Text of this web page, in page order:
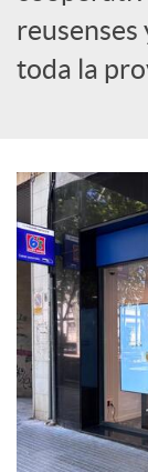
c
i
a
l
e
s
reusenses
toda la